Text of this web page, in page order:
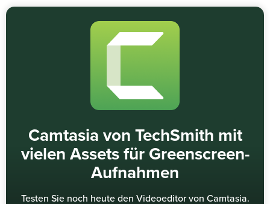
Camtasia von TechSmith mit
vielen Assets für Greenscreen-
Aufnahmen
Testen Sie noch heute den Videoeditor von Camtasia.